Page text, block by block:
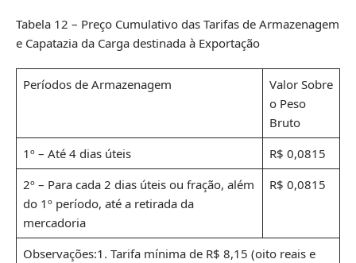
Tabela 12 – Preço Cumulativo das Tarifas de Armazenagem
e Capatazia da Carga destinada à Exportação
Períodos de Armazenagem
Valor Sobre
o Peso
Bruto
1º – Até 4 dias úteis
R$ 0,0815
2º – Para cada 2 dias úteis ou fração, além
do 1º período, até a retirada da
mercadoria
R$ 0,0815
Observações:1. Tarifa mínima de R$ 8,15 (oito reais e